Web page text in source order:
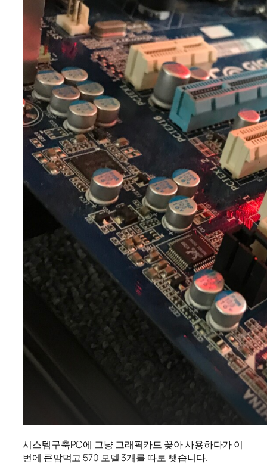
시스템구축PC에 그냥 그래픽카드 꽂아 사용하다가 이
번에 큰맘먹고 570 모델 3개를 따로 뺏습니다.